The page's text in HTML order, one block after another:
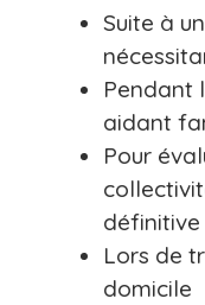
Suite à
Pendant
aidant
Pour
définitive
Lors de
domicile